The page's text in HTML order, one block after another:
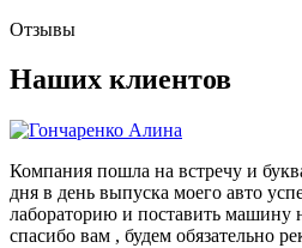
Отзывы
Наших клиентов
Компания пошла на встречу и
дня в день выпуска моего авто
лабораторию и поставить машину
спасибо вам , будем обязательно